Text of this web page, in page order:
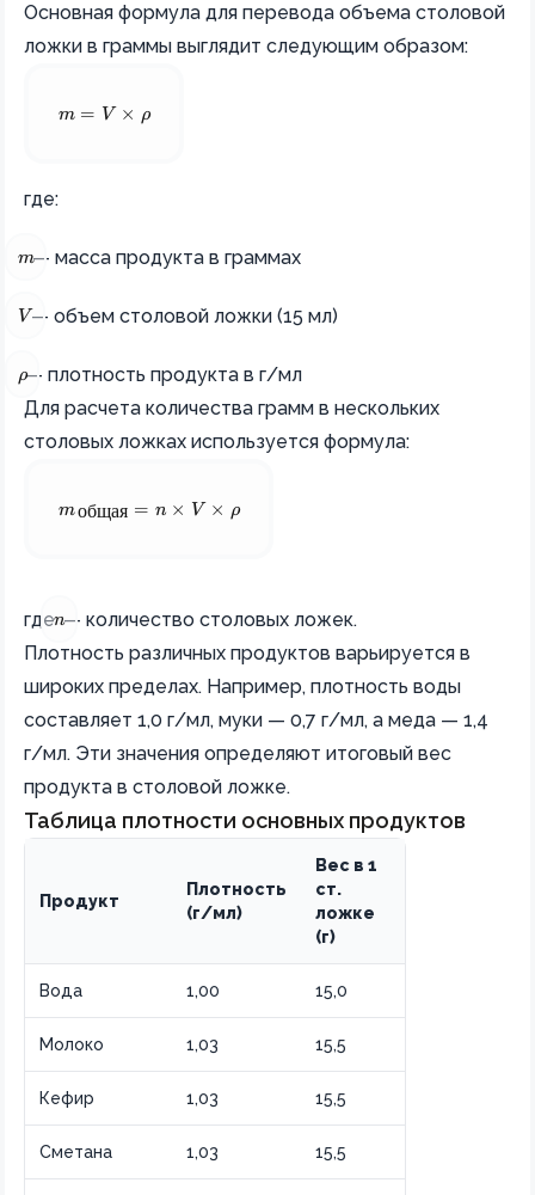
Основная формула для перевода объема столовой
ложки в граммы выглядит следующим образом:
m = V \times \rho
m = V × ρ
где:
m— масса продукта в граммах
V
V— объем столовой ложки (15 мл)
\rho
ρ
— плотность продукта в г/мл
Для расчета количества грамм в нескольких
столовых ложках используется формула:
m_{\text{общая}} = n \times V \times \rho
mобщая = n × V × ρ
гдеn— количество столовых ложек.
Плотность различных продуктов варьируется в
широких пределах. Например, плотность воды
составляет 1,0 г/мл, муки — 0,7 г/мл, а меда — 1,4
г/мл. Эти значения определяют итоговый вес
продукта в столовой ложке.
Таблица плотности основных продуктов
Продукт
Плотность
(г/мл)
Вес в 1
ст.
ложке
(г)
Вода 1,00 15,0
Молоко 1,03 15,5
Кефир 1,03 15,5
Сметана 1,03 15,5